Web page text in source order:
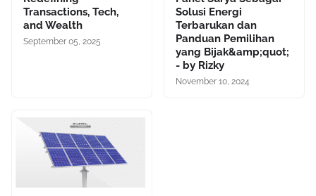
Transactions, Tech,
and Wealth
September 05, 2025
Solusi Energi
Terbarukan dan
Panduan Pemilihan
yang Bijak&amp;quot;
- by Rizky
November 10, 2024